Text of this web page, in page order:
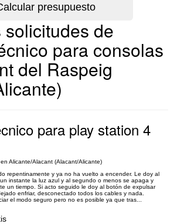
solicitudes de
para consolas
del Raspeig
para play station 4
Alicante/Alacant (Alacant/Alicante)
repentinamente y ya no ha vuelto a encender. Le doy al
instante la luz azul y al segundo o menos se apaga y
un tiempo. Si acto seguido le doy al botón de expulsar
enfriar, desconectado todos los cables y nada.
el modo seguro pero no es posible ya que tras...